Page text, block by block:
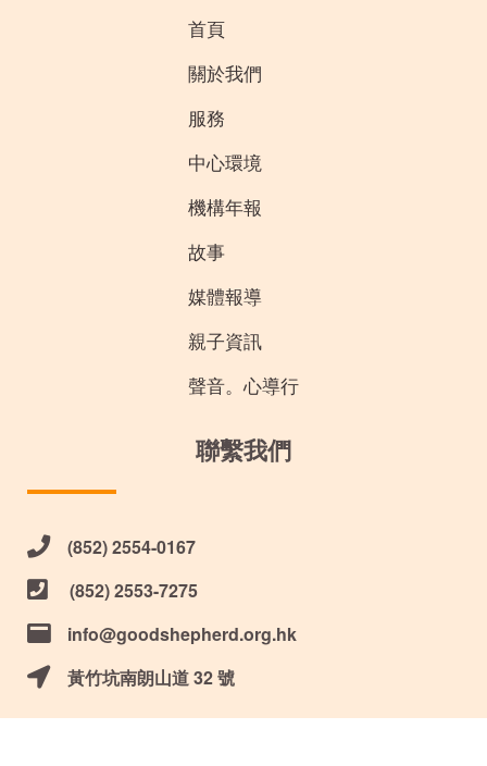
首頁
關於我們
服務
中心環境
機構年報
故事
媒體報導
親子資訊
聲音。心導行
聯繫我們
(852) 2554-0167
(852) 2553-7275
info@goodshepherd.org.hk
黃竹坑南朗山道 32 號